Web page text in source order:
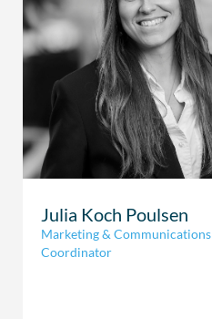
Julia Koch Poulsen
Marketing & Communications
Coordinator